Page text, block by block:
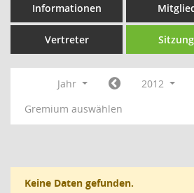
Informationen
Vertreter
Jahr
2012
Gremium auswählen
Keine Daten gefunden.